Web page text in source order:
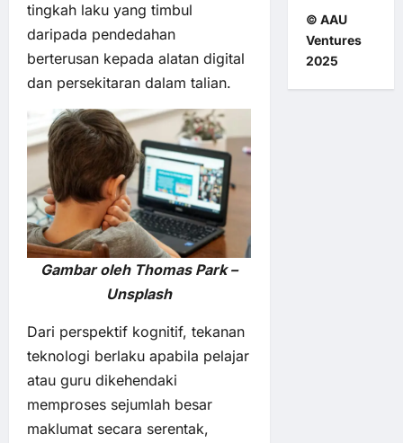
tingkah laku yang timbul
daripada pendedahan
berterusan kepada alatan digital
dan persekitaran dalam talian.
Gambar oleh Thomas Park –
Unsplash
Dari perspektif kognitif, tekanan
teknologi berlaku apabila pelajar
atau guru dikehendaki
memproses sejumlah besar
maklumat secara serentak,
© AAU
Ventures
2025